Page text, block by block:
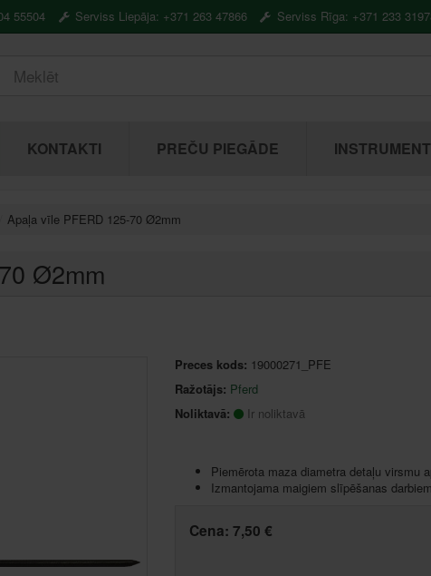
55504 Serviss Liepāja: +371 263 47866 Serviss Rīga: +371 233
KONTAKTI PREČU PIEGĀDE
Apaļa vīle PFERD 125-70 Ø2mm
Ø2mm
Preces kods: 19000271_PFE
Ražotājs: Pferd
Noliktavā:
Ir noliktavā
Piemērota maza diametra detaļu virsmu
Izmantojama maigiem slīpēšanas
Cena: 7,50 €